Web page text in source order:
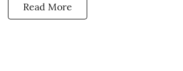
Read More